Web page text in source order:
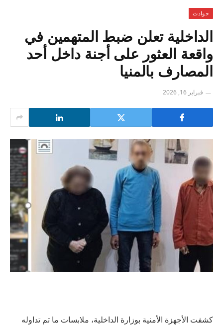
حوادث
الداخلية تعلن ضبط المتهمين في
واقعة العثور على أجنة داخل أحد
المصارف بالمنيا
فبراير 16, 2026
كشفت الأجهزة الأمنية بوزارة الداخلية، ملابسات ما تم تداوله